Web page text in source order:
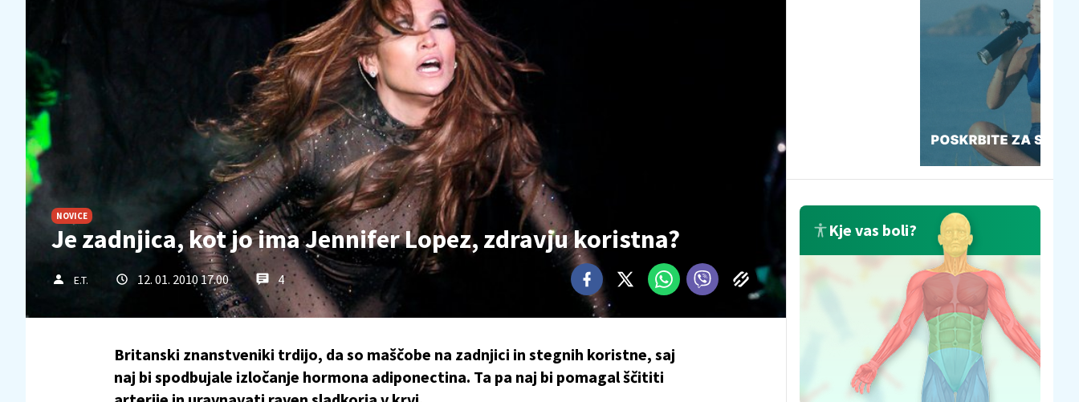
NOVICE
Je zadnjica, kot jo ima Jennifer Lopez, zdravju koristna?
E.T. 12. 01. 2010 17.00 4
Britanski znanstveniki trdijo, da so maščobe na zadnjici in stegnih koristne, saj
naj bi spodbujale izločanje hormona adiponectina. Ta pa naj bi pomagal ščititi
Kje vas boli?